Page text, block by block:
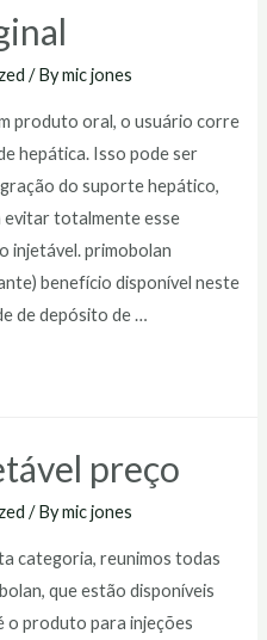
/ Bymic jones
produto oral, o usuário corre
hepática. Isso pode ser
do suporte hepático,
evitar totalmente esse
injetável. primobolan
benefício disponível neste
de depósito de …
preço
/ Bymic jones
categoria, reunimos todas
que estão disponíveis
o produto para injeções